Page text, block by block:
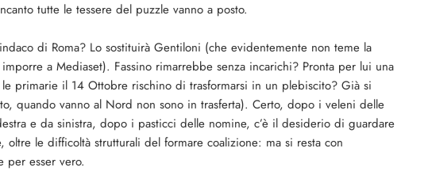
tutte le tessere del puzzle vanno a posto.
di Roma? Lo sostituirà Gentiloni (che evidentemente non teme la
a Mediaset). Fassino rimarrebbe senza incarichi? Pronta per lui una
primarie il 14 Ottobre rischino di trasformarsi in un plebiscito? Già si
quando vanno al Nord non sono in trasferta). Certo, dopo i veleni delle
e da sinistra, dopo i pasticci delle nomine, c’è il desiderio di guardare
le difficoltà strutturali del formare coalizione: ma si resta con
per esser vero.